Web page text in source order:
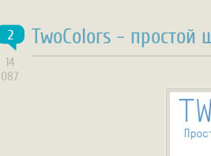
TwoColors - простой
2
14
087